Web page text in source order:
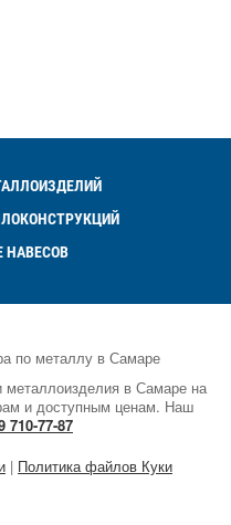
НАВЕСОВ
по металлу в Самаре
в Самаре на
и доступным ценам. Наш
710-77-87
| Политика файлов Куки